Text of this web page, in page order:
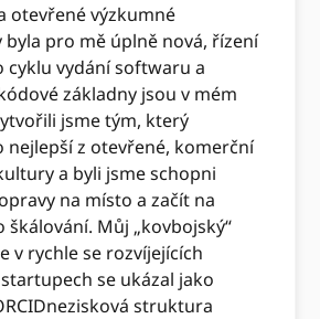
otevřené výzkumné
pro mě úplně nová, řízení
cyklu vydání softwaru a
základny jsou v mém
jsme tým, který
nejlepší z otevřené, komerční
a byli jsme schopni
na místo a začít na
škálování. Můj „kovbojský“
v rychle se rozvíjejících
se ukázal jako
struktura